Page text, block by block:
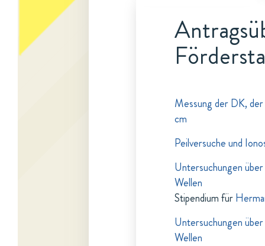
Messung der DK,
cm
Peilversuche und
Untersuchungen
Wellen
Stipendium für
Untersuchungen
Wellen